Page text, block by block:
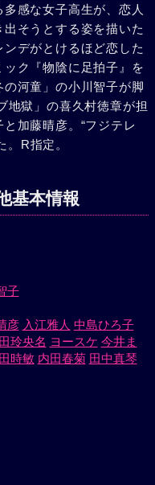
は、どこかぐっすりと
に家を出ていった。
感な女子高生が、恋人
そうとする姿を描いた
デがとけるほど恋した
ク『物陰に足拍子』を
河童」の小川智子が脚
地獄」の喜久村徳章が担
加藤晴彦。“フジテレ
。R指定。
基本情報
子
彦 入江雅人 中島ひろ子
玲央名 ヨースケ 今井ま
時敏 内田春菊 田中真琴